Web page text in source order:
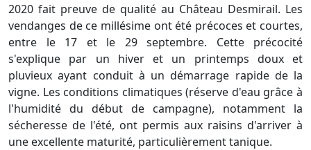
2020 fait preuve de qualité au Château Desmirail. Les
vendanges de ce millésime ont été précoces et courtes,
entre le 17 et le 29 septembre. Cette précocité
s'explique par un hiver et un printemps doux et
pluvieux ayant conduit à un démarrage rapide de la
vigne. Les conditions climatiques (réserve d'eau grâce à
l'humidité du début de campagne), notamment la
sécheresse de l'été, ont permis aux raisins d'arriver à
une excellente maturité, particulièrement tanique.